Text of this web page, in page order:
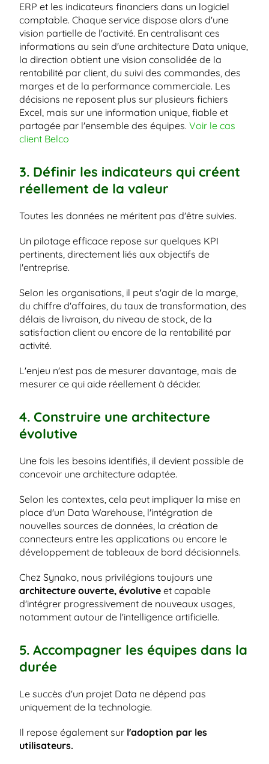
ERP et les indicateurs financiers dans un logiciel
comptable. Chaque service dispose alors d'une
vision partielle de l'activité. En centralisant ces
informations au sein d'une architecture Data unique,
la direction obtient une vision consolidée de la
rentabilité par client, du suivi des commandes, des
marges et de la performance commerciale. Les
décisions ne reposent plus sur plusieurs fichiers
Excel, mais sur une information unique, fiable et
partagée par l'ensemble des équipes. Voir le cas
client Belco
3. Définir les indicateurs qui créent
réellement de la valeur
Toutes les données ne méritent pas d'être suivies.
Un pilotage efficace repose sur quelques KPI
pertinents, directement liés aux objectifs de
l'entreprise.
Selon les organisations, il peut s'agir de la marge,
du chiffre d'affaires, du taux de transformation, des
délais de livraison, du niveau de stock, de la
satisfaction client ou encore de la rentabilité par
activité.
L'enjeu n'est pas de mesurer davantage, mais de
mesurer ce qui aide réellement à décider.
4. Construire une architecture
évolutive
Une fois les besoins identifiés, il devient possible de
concevoir une architecture adaptée.
Selon les contextes, cela peut impliquer la mise en
place d'un Data Warehouse, l'intégration de
nouvelles sources de données, la création de
connecteurs entre les applications ou encore le
développement de tableaux de bord décisionnels.
architecture ouverte, évolutive et capable
d'intégrer progressivement de nouveaux usages,
notamment autour de l'intelligence artificielle.
5. Accompagner les équipes dans la
durée
Le succès d'un projet Data ne dépend pas
uniquement de la technologie.
Il repose également sur l'adoption par les
utilisateurs.